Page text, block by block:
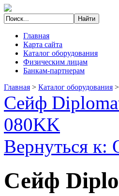
Главная
Карта сайта
Каталог оборудования
Физическим лицам
Банкам-партнерам
Главная > Каталог оборудования >
Сейф
080KK
Вернуться к:
Сейф